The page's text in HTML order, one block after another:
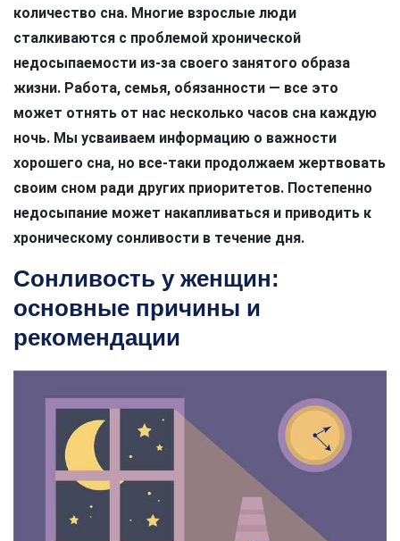
количество сна. Многие взрослые люди
сталкиваются с проблемой хронической
недосыпаемости из-за своего занятого образа
жизни. Работа, семья, обязанности — все это
может отнять от нас несколько часов сна каждую
ночь. Мы усваиваем информацию о важности
хорошего сна, но все-таки продолжаем жертвовать
своим сном ради других приоритетов. Постепенно
недосыпание может накапливаться и приводить к
хроническому сонливости в течение дня.
Сонливость у женщин:
основные причины и
рекомендации